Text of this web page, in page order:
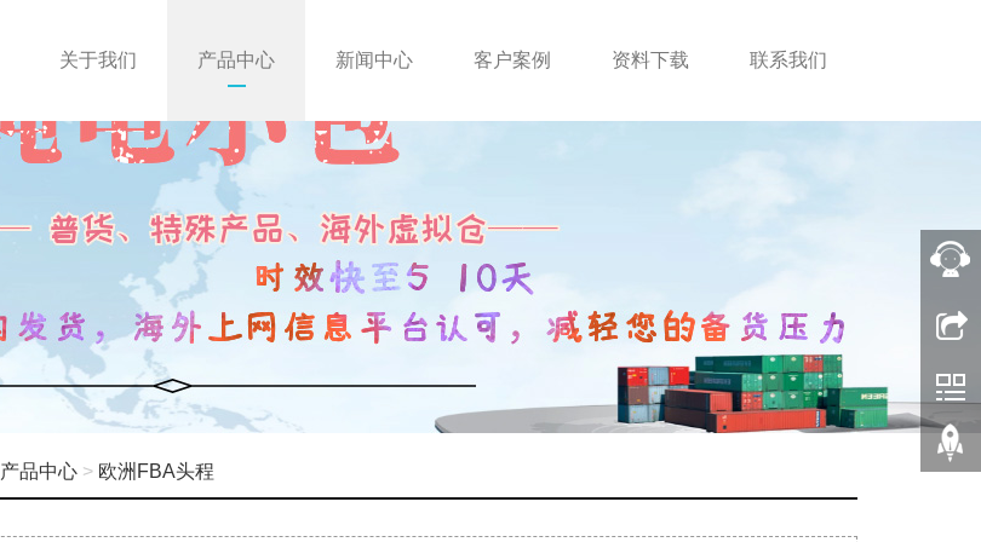
关于我们 产品中心 新闻中心 客户案例 资料下载 联系我们
产品中心> 欧洲FBA头程